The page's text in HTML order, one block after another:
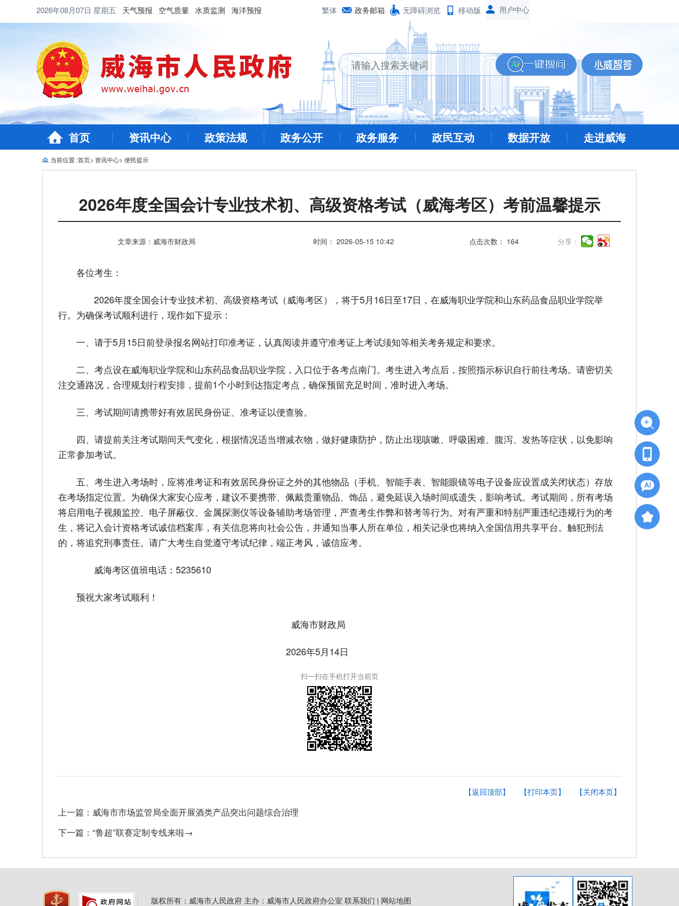
2026年08月07日 星期五 天气预报 空气质量 水质监测 海洋预报 繁体 政务邮箱 无障碍浏览 移动版
首页 资讯中心 政策法规 政务公开 政务服务 政民互动 数据开放 走进威海
当前位置 :首页> 资讯中心> 便民提示
2026年度全国会计专业技术初、高级资格考试（威海考区）考前温馨提示
文章来源：威海市财政局 时间： 2026-05-15 10:42 点击次数： 164 分享：
各位考生：
2026年度全国会计专业技术初、高级资格考试（威海考区），将于5月16日至17日，在威海职业学院和山东药品食品职业学院举
行。为确保考试顺利进行，现作如下提示：
一、请于5月15日前登录报名网站打印准考证，认真阅读并遵守准考证上考试须知等相关考务规定和要求。
二、考点设在威海职业学院和山东药品食品职业学院，入口位于各考点南门。考生进入考点后，按照指示标识自行前往考场。请密切关
注交通路况，合理规划行程安排，提前1个小时到达指定考点，确保预留充足时间，准时进入考场。
三、考试期间请携带好有效居民身份证、准考证以便查验。
四、请提前关注考试期间天气变化，根据情况适当增减衣物，做好健康防护，防止出现咳嗽、呼吸困难、腹泻、发热等症状，以免影响
正常参加考试。
五、考生进入考场时，应将准考证和有效居民身份证之外的其他物品（手机、智能手表、智能眼镜等电子设备应设置成关闭状态）存放
在考场指定位置。为确保大家安心应考，建议不要携带、佩戴贵重物品、饰品，避免延误入场时间或遗失，影响考试。考试期间，所有考场
将启用电子视频监控、电子屏蔽仪、金属探测仪等设备辅助考场管理，严查考生作弊和替考等行为。对有严重和特别严重违纪违规行为的考
生，将记入会计资格考试诚信档案库，有关信息将向社会公告，并通知当事人所在单位，相关记录也将纳入全国信用共享平台。触犯刑法
的，将追究刑事责任。请广大考生自觉遵守考试纪律，端正考风，诚信应考。
威海考区值班电话：5235610
预祝大家考试顺利！
威海市财政局
2026年5月14日
扫一扫在手机打开当前页
【关闭本页】
【打印本页】
【返回顶部】
上一篇：威海市市场监管局全面开展酒类产品突出问题综合治理
下一篇：“鲁超”联赛定制专线来啦→
版权所有：威海市人民政府 主办：威海市人民政府办公室 联系我们 | 网站地图